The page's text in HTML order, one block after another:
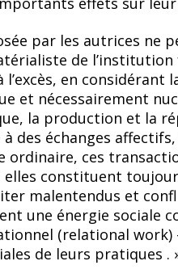
par les autrices ne
de
en
et nécessairement
la production et la
des échanges
ordinaire, ces
elles constituent
malentendus et
une énergie sociale
(relational
de leurs pratiques .